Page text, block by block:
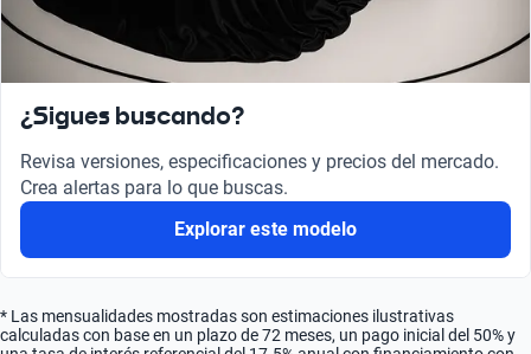
¿Sigues buscando?
Revisa versiones, especificaciones y precios del mercado.
Crea alertas para lo que buscas.
Explorar este modelo
* Las mensualidades mostradas son estimaciones ilustrativas
calculadas con base en un plazo de 72 meses, un pago inicial del 50% y